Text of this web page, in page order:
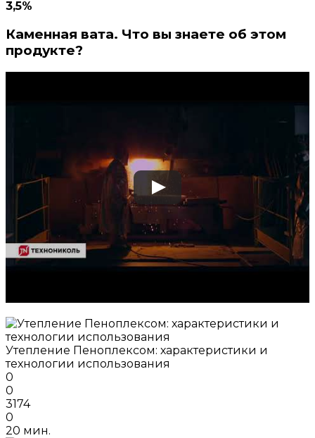
3,5%
Каменная вата. Что вы знаете об этом
продукте?
Утепление Пеноплексом: характеристики и
технологии использования
0
0
3174
0
20 мин.